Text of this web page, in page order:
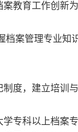
教育工作创新
案管理专业知
，建立培训
专科以上档案